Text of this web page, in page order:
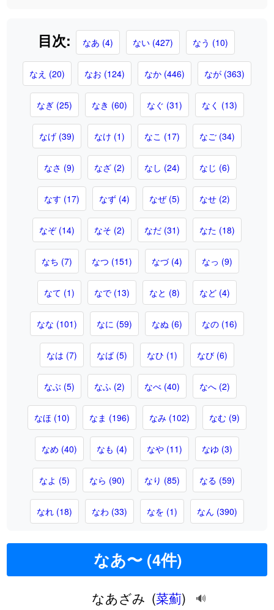
目次: なあ (4) ない (427) なう (10)
なえ (20) なお (124) なか (446) なが (363)
なぎ (25) なき (60) なぐ (31) なく (13)
なげ (39) なけ (1) なこ (17) なご (34)
なさ (9) なざ (2) なし (24) なじ (6)
なす (17) なず (4) なぜ (5) なせ (2)
なぞ (14) なそ (2) なだ (31) なた (18)
なち (7) なつ (151) なづ (4) なっ (9)
なて (1) なで (13) なと (8) など (4)
なな (101) なに (59) なぬ (6) なの (16)
なは (7) なば (5) なひ (1) なび (6)
なぶ (5) なふ (2) なべ (40) なへ (2)
なほ (10) なま (196) なみ (102) なむ (9)
なめ (40) なも (4) なや (11) なゆ (3)
なよ (5) なら (90) なり (85) なる (59)
なれ (18) なわ (33) なを (1) なん (390)
なあ〜 (4件)
なあざみ (菜薊) 🔊